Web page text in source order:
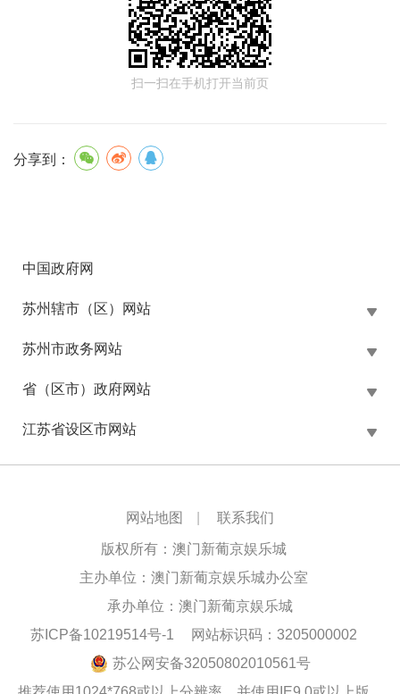
扫一扫在手机打开当前页
分享到：
中国政府网
苏州辖市（区）网站
苏州市政务网站
省（区市）政府网站
江苏省设区市网站
网站地图 联系我们
版权所有：澳门新葡京娱乐城
主办单位：澳门新葡京娱乐城办公室
承办单位：澳门新葡京娱乐城
苏ICP备10219514号-1
网站标识码：3205000002
苏公网安备32050802010561号